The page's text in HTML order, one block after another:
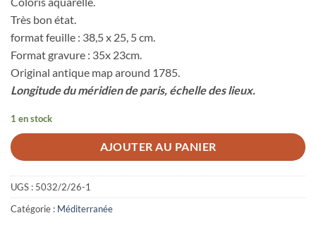
Très bon état.
format feuille : 38,5 x 25, 5 cm.
Format gravure : 35x 23cm.
Original antique map around 1785.
Longitude du méridien de paris, échelle des lieux.
1 en stock
AJOUTER AU PANIER
UGS : 5032/2/26-1
Catégorie : Méditerranée